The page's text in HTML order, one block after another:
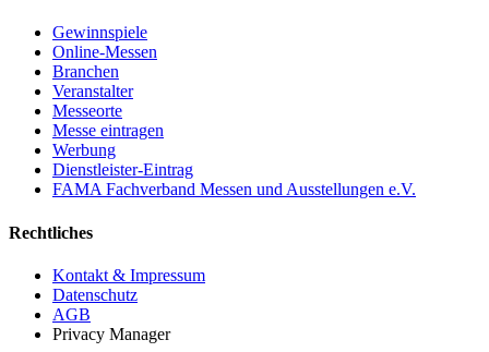
Gewinnspiele
Online-Messen
Branchen
Veranstalter
Messeorte
Messe eintragen
Werbung
Dienstleister-Eintrag
FAMA Fachverband Messen und Ausstellungen e.V.
Rechtliches
Kontakt & Impressum
Datenschutz
AGB
Privacy Manager